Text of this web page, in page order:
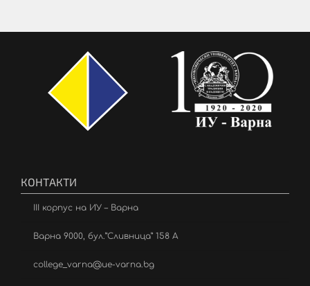
КОНТАКТИ
III корпус на ИУ – Варна
Варна 9000, бул.”Сливница” 158 А
college_varna@ue-varna.bg